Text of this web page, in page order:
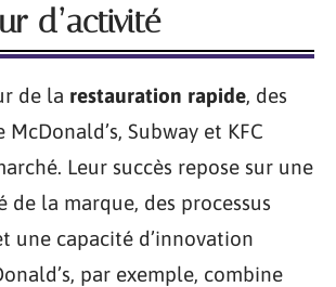
d’activité
de la restauration rapide, des
Subway et KFC
Leur succès repose sur une
la marque, des processus
une capacité d’innovation
par exemple, combine